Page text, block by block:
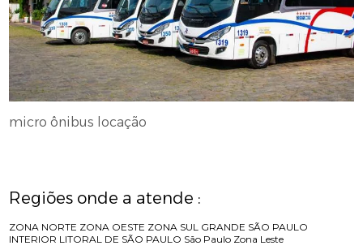
micro ônibus locação
Regiões onde a atende :
ZONA NORTE ZONA OESTE ZONA SUL GRANDE SÃO PAULO
INTERIOR LITORAL DE SÃO PAULO São Paulo Zona Leste